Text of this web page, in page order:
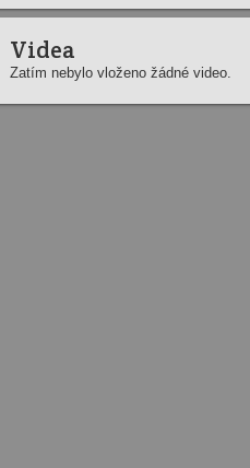
Videa
Zatím nebylo vloženo žádné video.